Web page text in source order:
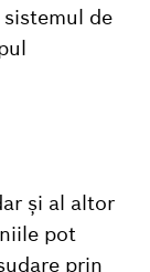
de
și al altor
pot
prin